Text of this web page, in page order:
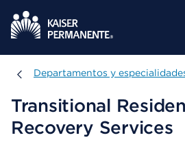
Departamentos y especialidades
Departamentos y
Transitional
Recovery Services